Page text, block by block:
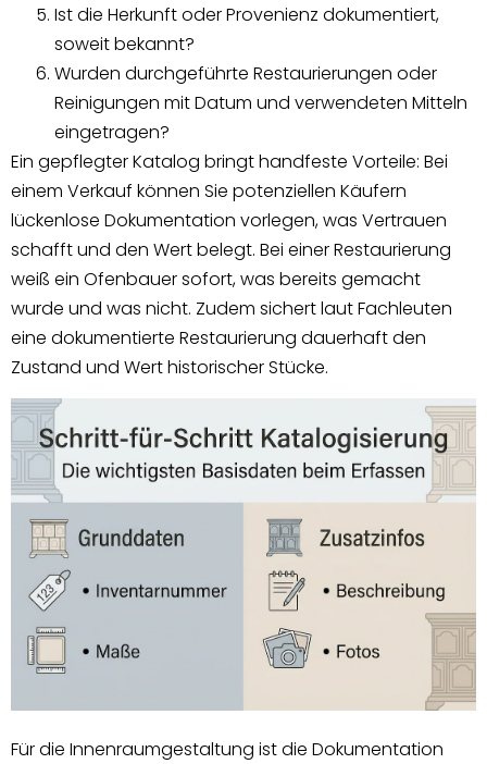
Ist die Herkunft oder Provenienz dokumentiert,
soweit bekannt?
Wurden durchgeführte Restaurierungen oder
Reinigungen mit Datum und verwendeten Mitteln
eingetragen?
Ein gepflegter Katalog bringt handfeste Vorteile: Bei
einem Verkauf können Sie potenziellen Käufern
lückenlose Dokumentation vorlegen, was Vertrauen
schafft und den Wert belegt. Bei einer Restaurierung
weiß ein Ofenbauer sofort, was bereits gemacht
wurde und was nicht. Zudem sichert laut Fachleuten
eine dokumentierte Restaurierung dauerhaft den
Zustand und Wert historischer Stücke.
Für die Innenraumgestaltung ist die Dokumentation